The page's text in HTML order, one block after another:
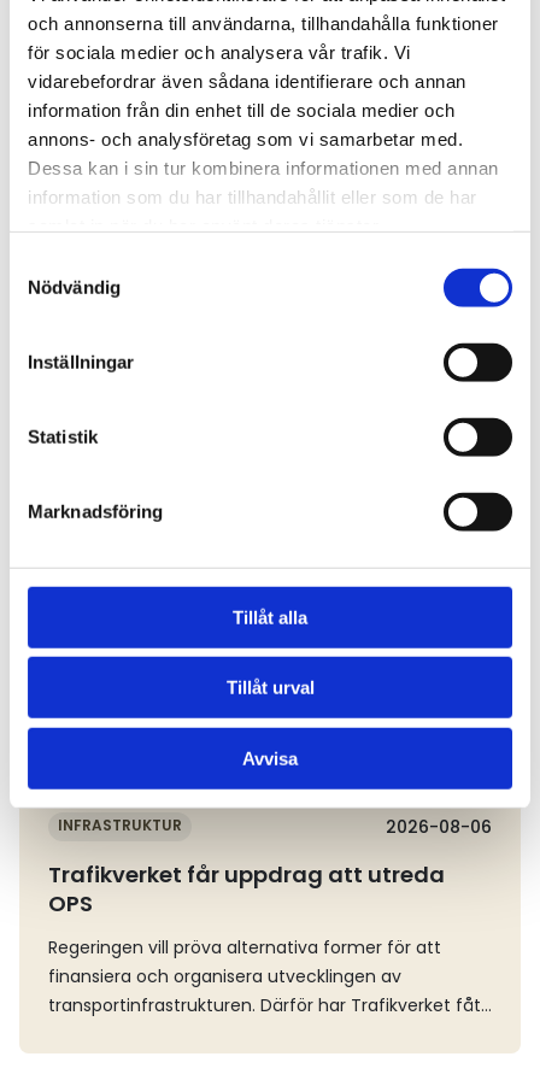
och annonserna till användarna, tillhandahålla funktioner
för sociala medier och analysera vår trafik. Vi
vidarebefordrar även sådana identifierare och annan
information från din enhet till de sociala medier och
annons- och analysföretag som vi samarbetar med.
Dessa kan i sin tur kombinera informationen med annan
information som du har tillhandahållit eller som de har
Nödvändig
Inställningar
Statistik
Marknadsföring
Tillåt alla
Tillåt urval
Avvisa
Tipsa redaktionen!
Tipsa oss om händelser, ämnen eller frågor
som är viktiga för dig och som påverkar
branschen.
INFRASTRUKTUR 2026-08-06
Trafikverket får uppdrag att utreda
OPS
Regeringen vill pröva alternativa former för att
finansiera och organisera utvecklingen av
transportinfrastrukturen. Därför har Trafikverket fått